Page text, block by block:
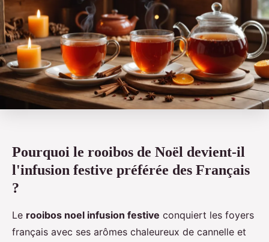
Pourquoi le rooibos de Noël devient-il
l'infusion festive préférée des Français
?
Le rooibos noel infusion festive conquiert les foyers
français avec ses arômes chaleureux de cannelle et